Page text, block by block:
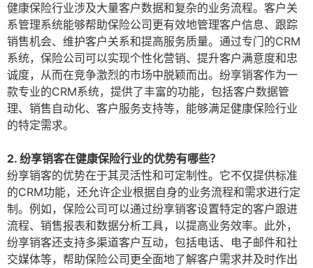
健康保险行业涉及大量客户数据和复杂的业务流程。客户关
系管理系统能够帮助保险公司更有效地管理客户信息、跟踪
销售机会、维护客户关系和提高服务质量。通过专门的CRM
系统，保险公司可以实现个性化营销、提升客户满意度和忠
诚度，从而在竞争激烈的市场中脱颖而出。纷享销客作为一
款专业的CRM系统，提供了丰富的功能，包括客户数据管
理、销售自动化、客户服务支持等，能够满足健康保险行业
的特定需求。
2. 纷享销客在健康保险行业的优势有哪些？
纷享销客的优势在于其灵活性和可定制性。它不仅提供标准
的CRM功能，还允许企业根据自身的业务流程和需求进行定
制。例如，保险公司可以通过纷享销客设置特定的客户跟进
流程、销售报表和数据分析工具，以提高业务效率。此外，
纷享销客还支持多渠道客户互动，包括电话、电子邮件和社
交媒体等，帮助保险公司更全面地了解客户需求并及时作出